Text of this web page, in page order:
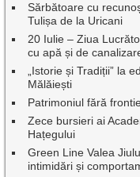
Sărbătoare cu
Tulișa de la Uricani
20 Iulie – Ziua
cu apă și de
„Istorie și Tradiții” la
Mălăiești
Patrimoniul fără
Zece bursieri ai
Hațegului
Green Line Valea
intimidări și